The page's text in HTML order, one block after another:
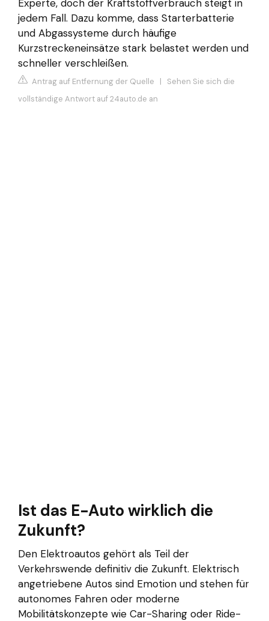
Experte, doch der Kraftstoffverbrauch steigt in
jedem Fall. Dazu komme, dass Starterbatterie
und Abgassysteme durch häufige
Kurzstreckeneinsätze stark belastet werden und
schneller verschleißen.
Antrag auf Entfernung der Quelle | Sehen Sie sich die
vollständige Antwort auf 24auto.de an
Ist das E-Auto wirklich die
Zukunft?
Den Elektroautos gehört als Teil der
Verkehrswende definitiv die Zukunft. Elektrisch
angetriebene Autos sind Emotion und stehen für
autonomes Fahren oder moderne
Mobilitätskonzepte wie Car-Sharing oder Ride-